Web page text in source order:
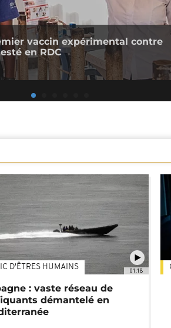
vaccin expérimental contre
en RDC
01:18
D'ÊTRES HUMAINS
: vaste réseau de
démantelé en